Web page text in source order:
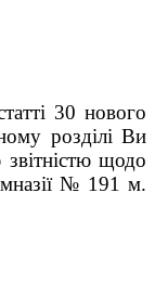
30 нового
розділі Ви
щодо
№ 191 м.